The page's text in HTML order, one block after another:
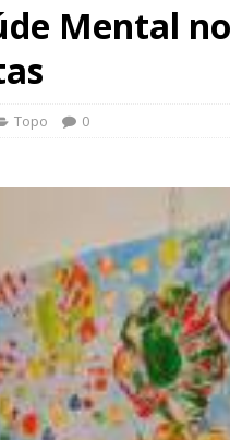
Mental
Topo 0